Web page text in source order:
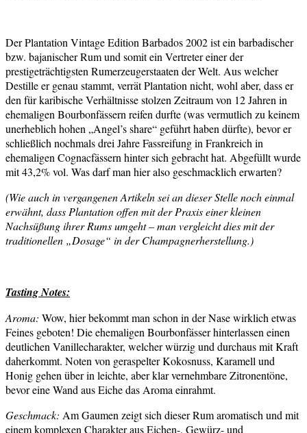
Der Plantation Vintage Edition Barbados 2002 ist ein barbadischer
bzw. bajanischer Rum und somit ein Vertreter einer der
prestigeträchtigsten Rumerzeugerstaaten der Welt. Aus welcher
Destille er genau stammt, verrät Plantation nicht, wohl aber, dass er
den für karibische Verhältnisse stolzen Zeitraum von 12 Jahren in
ehemaligen Bourbonfässern reifen durfte (was vermutlich zu keinem
unerheblich hohen „Angel’s share“ geführt haben dürfte), bevor er
schließlich nochmals drei Jahre Fassreifung in Frankreich in
ehemaligen Cognacfässern hinter sich gebracht hat. Abgefüllt wurde
mit 43,2% vol. Was darf man hier also geschmacklich erwarten?
(Wie auch in vergangenen Artikeln sei an dieser Stelle noch einmal
erwähnt, dass Plantation offen mit der Praxis einer kleinen
Nachsüßung ihrer Rums umgeht – man vergleicht dies mit der
traditionellen „Dosage“ in der Champagnerherstellung.)
Tasting Notes:
Aroma: Wow, hier bekommt man schon in der Nase wirklich etwas
Feines geboten! Die ehemaligen Bourbonfässer hinterlassen einen
deutlichen Vanillecharakter, welcher würzig und durchaus mit Kraft
daherkommt. Noten von geraspelter Kokosnuss, Karamell und
Honig gehen über in leichte, aber klar vernehmbare Zitronentöne,
bevor eine Wand aus Eiche das Aroma einrahmt.
Geschmack: Am Gaumen zeigt sich dieser Rum aromatisch und mit
einem komplexen Charakter aus Eichen-, Gewürz- und